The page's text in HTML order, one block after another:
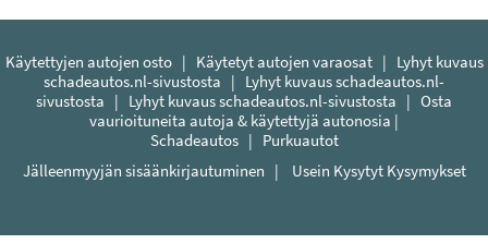
Käytettyjen autojen osto| Käytetyt autojen varaosat| Lyhyt kuvaus
schadeautos.nl-sivustosta | Lyhyt kuvaus schadeautos.nl-
sivustosta | Lyhyt kuvaus schadeautos.nl-sivustosta | Osta
vaurioituneita autoja & käytettyjä autonosia |
Schadeautos| Purkuautot
Jälleenmyyjän sisäänkirjautuminen | Usein Kysytyt Kysymykset